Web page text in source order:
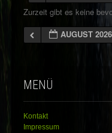
Zurzeit gibt es keine
AUGUST 2026
MENÜ
Kontakt
Impressum